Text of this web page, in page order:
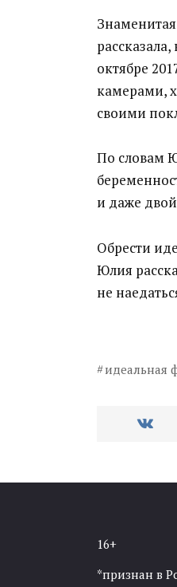
октябре
камерами,
своими
По словам
и даже
Обрести
Юлия
не
идеальная
16+
*признан в